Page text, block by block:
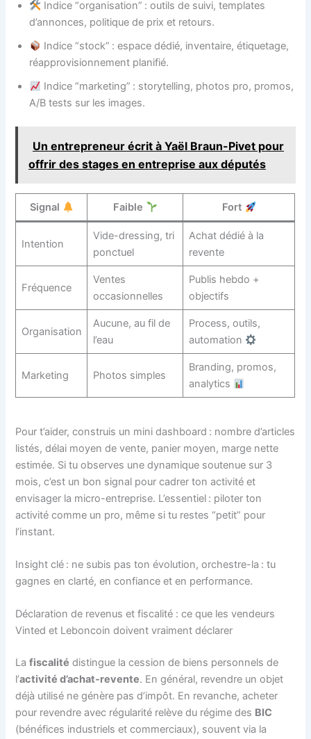
Indice “organisation” : outils de suivi, templates
d’annonces, politique de prix et retours.
Indice “stock” : espace dédié, inventaire, étiquetage,
réapprovisionnement planifié.
Indice “marketing” : storytelling, photos pro, promos,
A/B tests sur les images.
Un entrepreneur écrit à Yaël Braun-Pivet pour
offrir des stages en entreprise aux députés
Signal Faible Fort
Intention
Vide-dressing, tri
ponctuel
Achat dédié à la
revente
Fréquence
Ventes
occasionnelles
Publis hebdo +
objectifs
Organisation
Aucune, au fil de
l’eau
Process, outils,
automation
Marketing Photos simples
Branding, promos,
analytics
Pour t’aider, construis un mini dashboard : nombre d’articles
listés, délai moyen de vente, panier moyen, marge nette
estimée. Si tu observes une dynamique soutenue sur 3
mois, c’est un bon signal pour cadrer ton activité et
envisager la micro-entreprise. L’essentiel : piloter ton
activité comme un pro, même si tu restes “petit” pour
l’instant.
Insight clé : ne subis pas ton évolution, orchestre-la : tu
gagnes en clarté, en confiance et en performance.
Déclaration de revenus et fiscalité : ce que les vendeurs
Vinted et Leboncoin doivent vraiment déclarer
Lafiscalité distingue la cession de biens personnels de
l’activité d’achat-revente. En général, revendre un objet
déjà utilisé ne génère pas d’impôt. En revanche, acheter
pour revendre avec régularité relève du régime des BIC
(bénéfices industriels et commerciaux), souvent via la